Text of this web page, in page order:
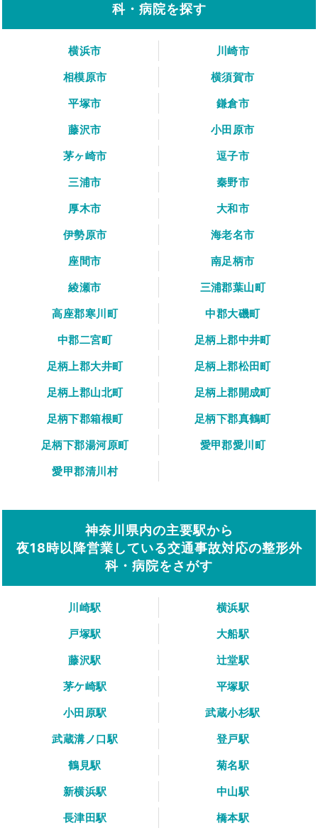
科・病院を探す
横浜市
川崎市
相模原市
横須賀市
平塚市
鎌倉市
藤沢市
小田原市
茅ヶ崎市
逗子市
三浦市
秦野市
厚木市
大和市
伊勢原市
海老名市
座間市
南足柄市
綾瀬市
三浦郡葉山町
高座郡寒川町
中郡大磯町
中郡二宮町
足柄上郡中井町
足柄上郡大井町
足柄上郡松田町
足柄上郡山北町
足柄上郡開成町
足柄下郡箱根町
足柄下郡真鶴町
足柄下郡湯河原町
愛甲郡愛川町
愛甲郡清川村
神奈川県内の主要駅から
夜18時以降営業している交通事故対応の整形外
科・病院をさがす
川崎駅
横浜駅
戸塚駅
大船駅
藤沢駅
辻堂駅
茅ケ崎駅
平塚駅
小田原駅
武蔵小杉駅
武蔵溝ノ口駅
登戸駅
鶴見駅
菊名駅
新横浜駅
中山駅
長津田駅
橋本駅